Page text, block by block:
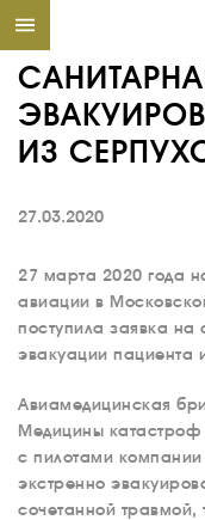
ИЗ
27.03.2020
27 марта 2020 года
авиации в
поступила заявка на
эвакуации пациента
Авиамедицинская
Медицины катастроф
с пилотами компании
экстренно
сочетанной